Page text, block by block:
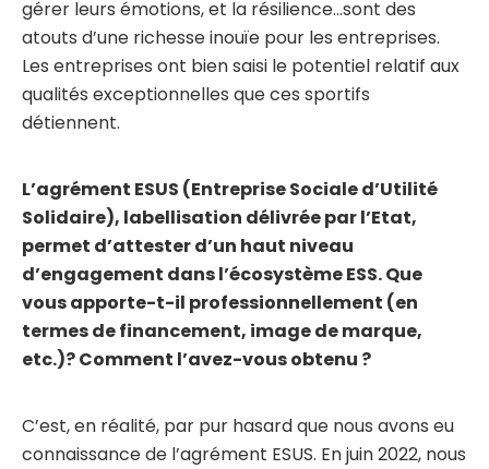
gérer leurs émotions, et la résilience…sont des
atouts d’une richesse inouïe pour les entreprises.
Les entreprises ont bien saisi le potentiel relatif aux
qualités exceptionnelles que ces sportifs
détiennent.
L’agrément ESUS (Entreprise Sociale d’Utilité
Solidaire), labellisation délivrée par l’Etat,
permet d’attester d’un haut niveau
d’engagement dans l’écosystème ESS. Que
vous apporte-t-il professionnellement (en
termes de financement, image de marque,
etc.)? Comment l’avez-vous obtenu ?
C’est, en réalité, par pur hasard que nous avons eu
connaissance de l’agrément ESUS. En juin 2022, nous